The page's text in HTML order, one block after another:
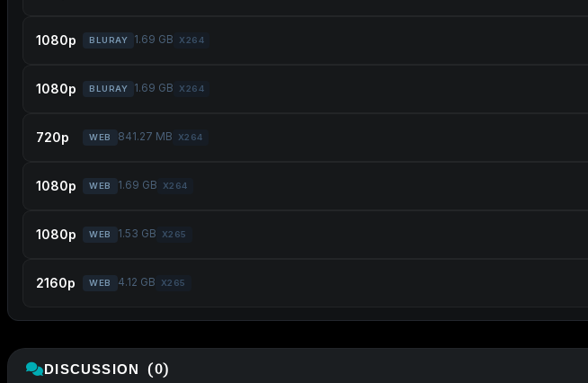
1080p BLURAY 1.69 GB X264
1080p BLURAY 1.69 GB X264
720p WEB 841.27 MB X264
1080p WEB 1.69 GB X264
1080p WEB 1.53 GB X265
2160p WEB 4.12 GB X265
DISCUSSION (0)